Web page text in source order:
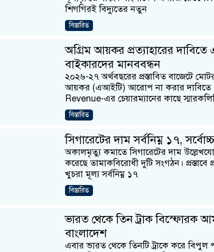
শিগগিরই বিদ্যুতের নতুন
বিস্তারিত
অগ্রিম আয়কর প্রত্যাহারের
বাইকারদের মানববন্ধন
২০২৬-২৭ অর্থবছরের প্রস্তাবিত বাজেটে
আয়কর (এআইটি) আরোপ না করার
Revenue-এর চেয়ারম্যানের কাছে
বিস্তারিত
সিগারেটের দাম সর্বনিম্ন ১৭,
অকালমৃত্যু কমাতে সিগারেটের দাম
করেছে তামাকবিরোধী দুটি সংগঠন। প্রস্তাবে
খুচরা মূল্য সর্বনিম্ন ১৭
বিস্তারিত
ভারত থেকে তিন ট্রাক বিস্ফোরক
বাংলাদেশ
এবার ভারত থেকে তিনটি ট্রাকে করে বিপুল